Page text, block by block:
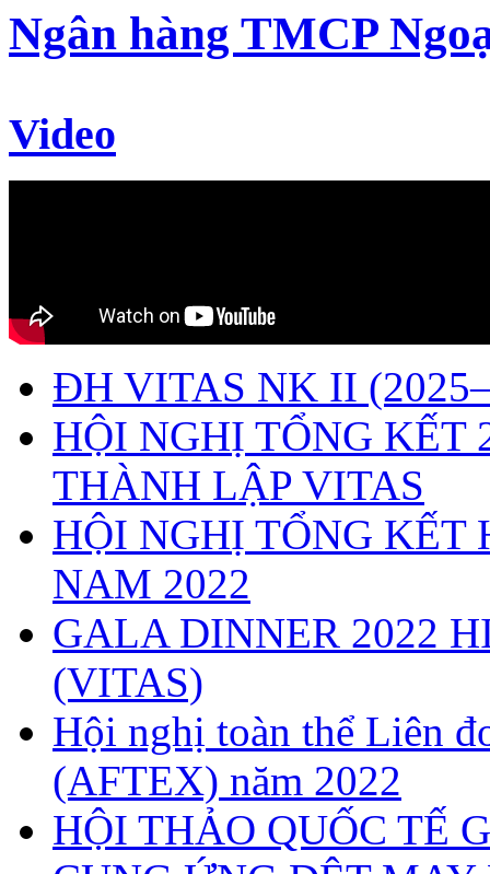
Ngân hàng TMCP
Video
ĐH VITAS NK II
HỘI NGHỊ TỔNG
THÀNH LẬP VITAS
HỘI NGHỊ TỔNG KẾT
NAM 2022
GALA DINNER 2022
(VITAS)
Hội nghị toàn thể Liên
(AFTEX) năm 2022
HỘI THẢO QUỐC TẾ